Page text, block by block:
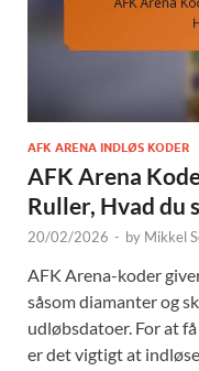
AFK ARENA INDLØS KODER
AFK Arena
Ruller, Hvad du
20/02/2026 - by Mikkel
AFK Arena-koder
såsom diamanter og
udløbsdatoer. For at
er det vigtigt at